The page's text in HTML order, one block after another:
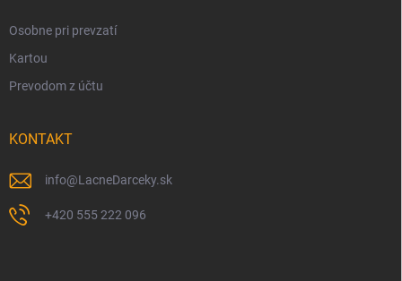
Osobne pri prevzatí
Kartou
Prevodom z účtu
KONTAKT
info@LacneDarceky.sk
+420 555 222 096